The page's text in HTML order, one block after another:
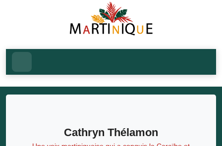
Cathryn Thélamon